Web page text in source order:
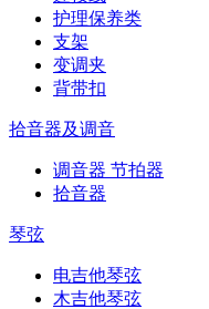
护理保养类
支架
变调夹
背带扣
拾音器及调音
调音器 节拍器
拾音器
琴弦
电吉他琴弦
木吉他琴弦